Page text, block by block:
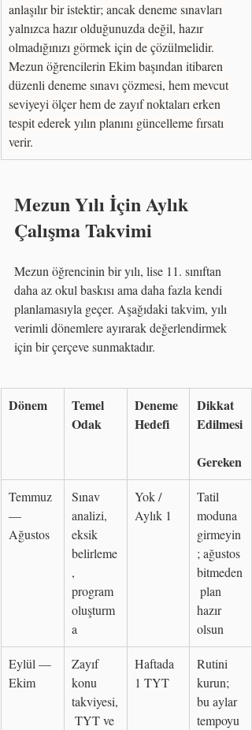
anlaşılır bir istektir; ancak deneme sınavları
yalnızca hazır olduğunuzda değil, hazır
olmadığınızı görmek için de çözülmelidir.
Mezun öğrencilerin Ekim başından itibaren
düzenli deneme sınavı çözmesi, hem mevcut
seviyeyi ölçer hem de zayıf noktaları erken
tespit ederek yılın planını güncelleme fırsatı
verir.
Mezun Yılı İçin Aylık
Çalışma Takvimi
Mezun öğrencinin bir yılı, lise 11. sınıftan
daha az okul baskısı ama daha fazla kendi
planlamasıyla geçer. Aşağıdaki takvim, yılı
verimli dönemlere ayırarak değerlendirmek
için bir çerçeve sunmaktadır.
Dönem
Temel
Odak
Deneme
Hedefi
Dikkat
Edilmesi
Gereken
Temmuz
—
Ağustos
Sınav
analizi,
eksik
belirleme
,
program
oluşturm
a
Yok /
Aylık 1
Tatil
moduna
girmeyin
; ağustos
bitmeden
plan
hazır
olsun
Eylül —
Ekim
Zayıf
konu
takviyesi,
TYT ve
Haftada
1 TYT
Rutini
kurun;
bu aylar
tempoyu